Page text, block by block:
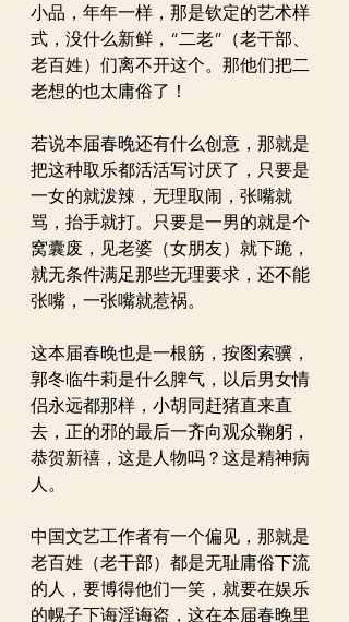
小品，年年一样，那是钦定的艺术样
式，没什么新鲜，“二老”（老干部、
老百姓）们离不开这个。那他们把二
老想的也太庸俗了！
若说本届春晚还有什么创意，那就是
把这种取乐都活活写讨厌了，只要是
一女的就泼辣，无理取闹，张嘴就
骂，抬手就打。只要是一男的就是个
窝囊废，见老婆（女朋友）就下跪，
就无条件满足那些无理要求，还不能
张嘴，一张嘴就惹祸。
这本届春晚也是一根筋，按图索骥，
郭冬临牛莉是什么脾气，以后男女情
侣永远都那样，小胡同赶猪直来直
去，正的邪的最后一齐向观众鞠躬，
恭贺新禧，这是人物吗？这是精神病
人。
中国文艺工作者有一个偏见，那就是
老百姓（老干部）都是无耻庸俗下流
的人，要博得他们一笑，就要在娱乐
的幌子下诲淫诲盗，这在本届春晚里